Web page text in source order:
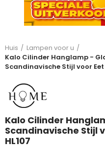
Huis
Lampen voor u
Kalo Cilinder Hanglamp -
Scandinavische Stijl voor Eet
Kalo Cilinder
Scandinavische Stijl
HL107